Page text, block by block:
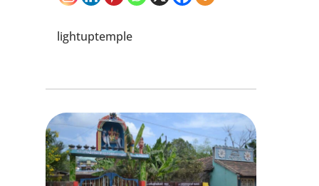
lightuptemple